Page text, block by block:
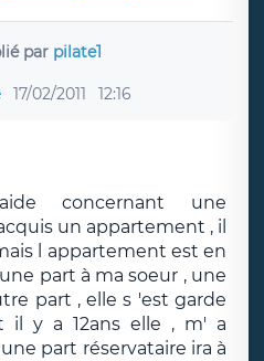
par pilate1
17/02/2011 12:16
concernant une
un appartement , il
l appartement est en
part à ma soeur , une
part , elle s 'est garde
il y a 12ans elle , m' a
part réservataire ira à